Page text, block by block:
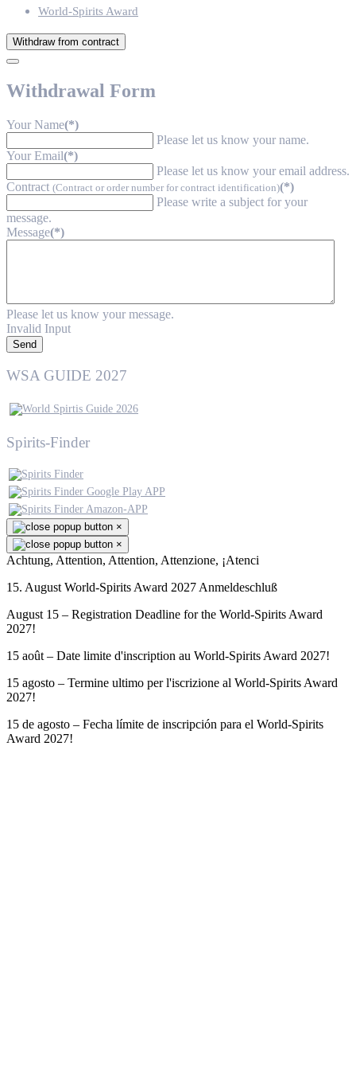
World-Spirits Award
Withdraw from contract
Withdrawal Form
Your Name(*)
Please let us know your name.
Your Email(*)
Please let us know your email address.
Contract (Contract or order number for contract identification)(*)
Please write a subject for your
message.
Message(*)
Please let us know your message.
Invalid Input
Send
WSA GUIDE 2027
Spirits-Finder
×
×
Achtung, Attention, Attention, Attenzione, ¡Atenci
15. August World-Spirits Award 2027 Anmeldeschluß
August 15 – Registration Deadline for the World-Spirits Award
2027!
15 août – Date limite d'inscription au World-Spirits Award 2027!
15 agosto – Termine ultimo per l'iscrizione al World-Spirits Award
2027!
15 de agosto – Fecha límite de inscripción para el World-Spirits
Award 2027!